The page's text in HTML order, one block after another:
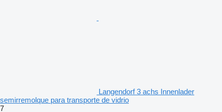
Langendorf 3 achs Innenlader
semirremolque para transporte de vidrio
7